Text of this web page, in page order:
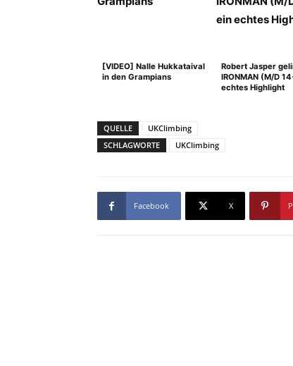
[VIDEO] Nalle Hukkataival
in den Grampians
Robert Jasper
IRONMAN (M/D
echtes Highlight
QUELLE
UKClimbing
SCHLAGWORTE
UKClimbing
Facebook X